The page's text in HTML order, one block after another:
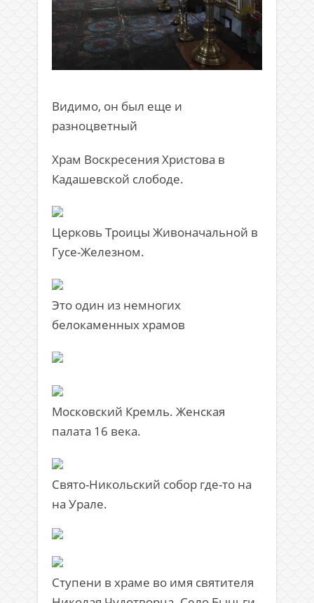
Видимо, он был еще и
разноцветный
Храм Воскресения Христова в
Кадашевской слободе.
Церковь Троицы Живоначальной в
Гусе-Железном.
Это один из немногих
белокаменных храмов
Московский Кремль. Женская
палата 16 века.
Свято-Никольский собор где-то на
на Урале.
Ступени в храме во имя святителя